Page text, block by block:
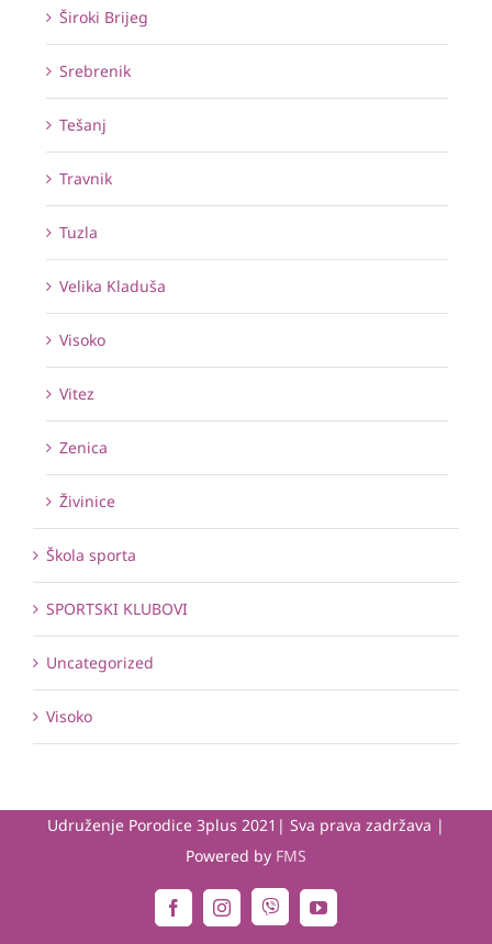
Široki Brijeg
Srebrenik
Tešanj
Travnik
Tuzla
Velika Kladuša
Visoko
Vitez
Zenica
Živinice
Škola sporta
SPORTSKI KLUBOVI
Uncategorized
Visoko
Udruženje Porodice 3plus 2021| Sva prava zadržava |
Powered by FMS
FacebookInstagramViber YouTube